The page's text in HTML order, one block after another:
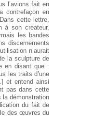
l’avions fait en
contrefaçon en
cette lettre,
à son créateur,
les bandes
discernements
n’aurait
la sculpture de
en disant que :
les traits d’une
et entend ainsi
pas dans cette
la démonstration
du fait de
des œuvres du